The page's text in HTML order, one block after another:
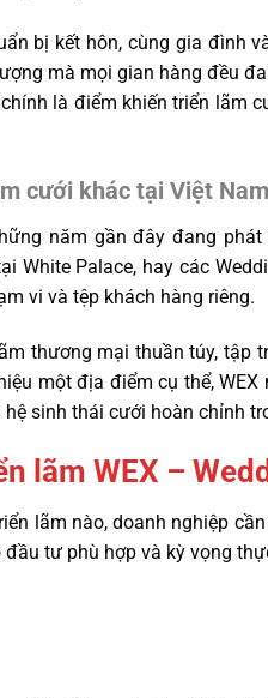
bị kết hôn, cùng gia đình
mà mọi gian hàng đều
là điểm khiến triển lãm
cưới khác tại Việt
năm gần đây đang
White Palace, hay các
vi và tệp khách hàng riêng.
thương mại thuần túy,
một địa điểm cụ thể,
sinh thái cưới hoàn chỉnh
lãm WEX –
lãm nào, doanh nghiệp
tư phù hợp và kỳ vọng